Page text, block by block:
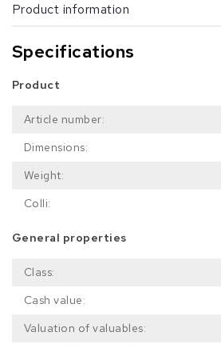
Product information
Specifications
Product
Article number:
Dimensions:
Weight:
Colli:
General properties
Class:
Cash value:
Valuation of valuables: